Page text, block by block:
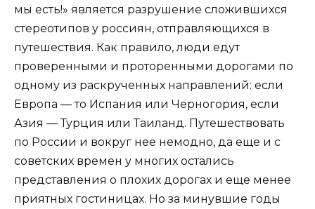
мы есть!» является разрушение сложившихся
стереотипов у россиян, отправляющихся в
путешествия. Как правило, люди едут
проверенными и проторенными дорогами по
одному из раскрученных направлений: если
Европа — то Испания или Черногория, если
Азия — Турция или Таиланд. Путешествовать
по России и вокруг нее немодно, да еще и с
советских времен у многих остались
представления о плохих дорогах и еще менее
приятных гостиницах. Но за минувшие годы